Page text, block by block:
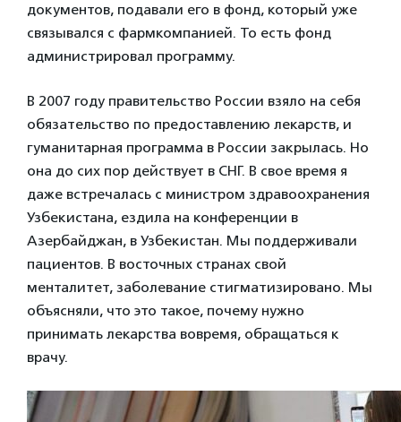
документов, подавали его в фонд, который уже
связывался с фармкомпанией. То есть фонд
администрировал программу.
В 2007 году правительство России взяло на себя
обязательство по предоставлению лекарств, и
гуманитарная программа в России закрылась. Но
она до сих пор действует в СНГ. В свое время я
даже встречалась с министром здравоохранения
Узбекистана, ездила на конференции в
Азербайджан, в Узбекистан. Мы поддерживали
пациентов. В восточных странах свой
менталитет, заболевание стигматизировано. Мы
объясняли, что это такое, почему нужно
принимать лекарства вовремя, обращаться к
врачу.